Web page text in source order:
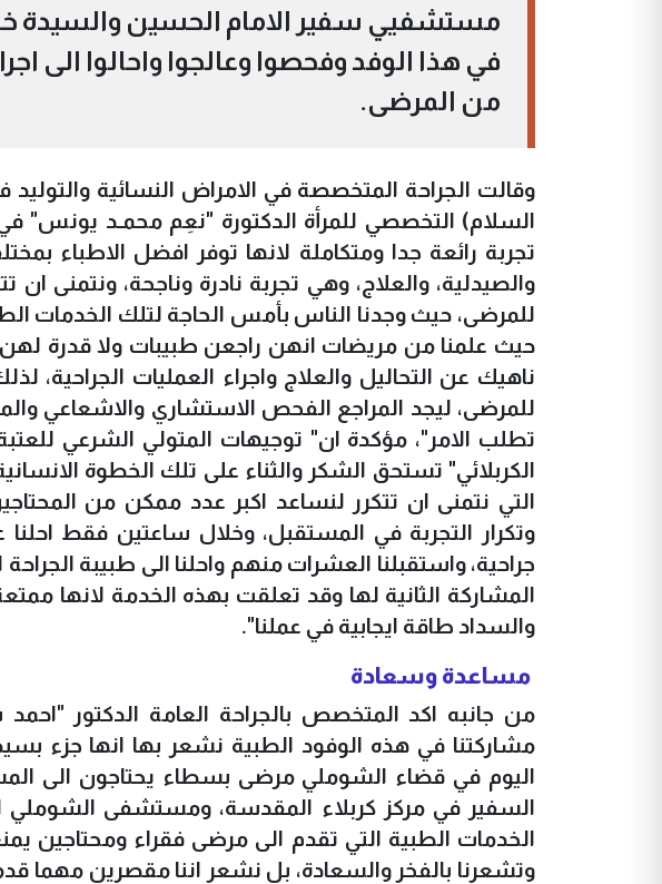
مستشفيي سفير الامام الحسين والسيدة
في هذا الوفد وفحصوا وعالجوا واحالوا الى
من المرضى.
وقالت الجراحة المتخصصة في الامراض النسائية
السلام) التخصصي للمرأة الدكتورة "نعِم محمـد يونس"
تجربة رائعة جدا ومتكاملة لانها توفر افضل الاطباء
والصيدلية، والعلاج، وهي تجربة نادرة وناجحة، ونتمنى ان
للمرضى، حيث وجدنا الناس بأمس الحاجة لتلك الخدمات
حيث علمنا من مريضات انهن راجعن طبيبات ولا قدرة
ناهيك عن التحاليل والعلاج واجراء العمليات الجراحية،
للمرضى، ليجد المراجع الفحص الاستشاري والاشعاعي
تطلب الامر"، مؤكدة ان" توجيهات المتولي الشرعي
الكربلائي" تستحق الشكر والثناء على تلك الخطوة الانسانية
التي نتمنى ان تتكرر لنساعد اكبر عدد ممكن من
وتكرار التجربة في المستقبل، وخلال ساعتين فقط
جراحية، واستقبلنا العشرات منهم واحلنا الى طبيبة
المشاركة الثانية لها وقد تعلقت بهذه الخدمة لانها
والسداد طاقة ايجابية في عملنا".
مساعدة وسعادة
من جانبه اكد المتخصص بالجراحة العامة الدكتور
مشاركتنا في هذه الوفود الطبية نشعر بها انها جزء
اليوم في قضاء الشوملي مرضى بسطاء يحتاجون الى
السفير في مركز كربلاء المقدسة، ومستشفى الشوملي
الخدمات الطبية التي تقدم الى مرضى فقراء ومحتاجين
وتشعرنا بالفخر والسعادة، بل نشعر اننا مقصرين مهما